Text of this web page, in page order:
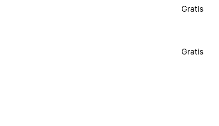
Gratis
Gratis